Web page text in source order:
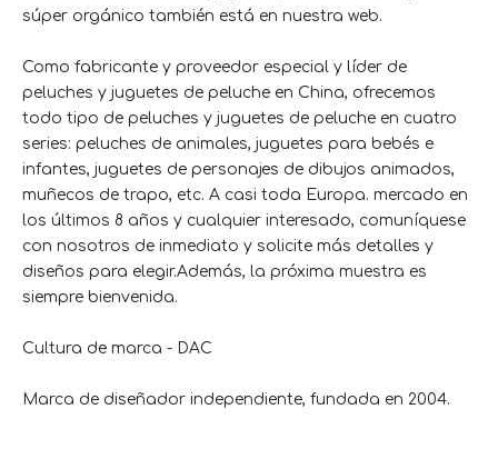
súper orgánico también está en nuestra web.
Como fabricante y proveedor especial y líder de
peluches y juguetes de peluche en China, ofrecemos
todo tipo de peluches y juguetes de peluche en cuatro
series: peluches de animales, juguetes para bebés e
infantes, juguetes de personajes de dibujos animados,
muñecos de trapo, etc. A casi toda Europa. mercado en
los últimos 8 años y cualquier interesado, comuníquese
con nosotros de inmediato y solicite más detalles y
diseños para elegir.Además, la próxima muestra es
siempre bienvenida.
Cultura de marca - DAC
Marca de diseñador independiente, fundada en 2004.